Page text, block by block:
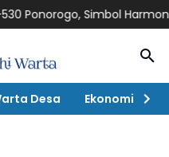
Simbol Harmoni Budaya
Desa Ekonomi